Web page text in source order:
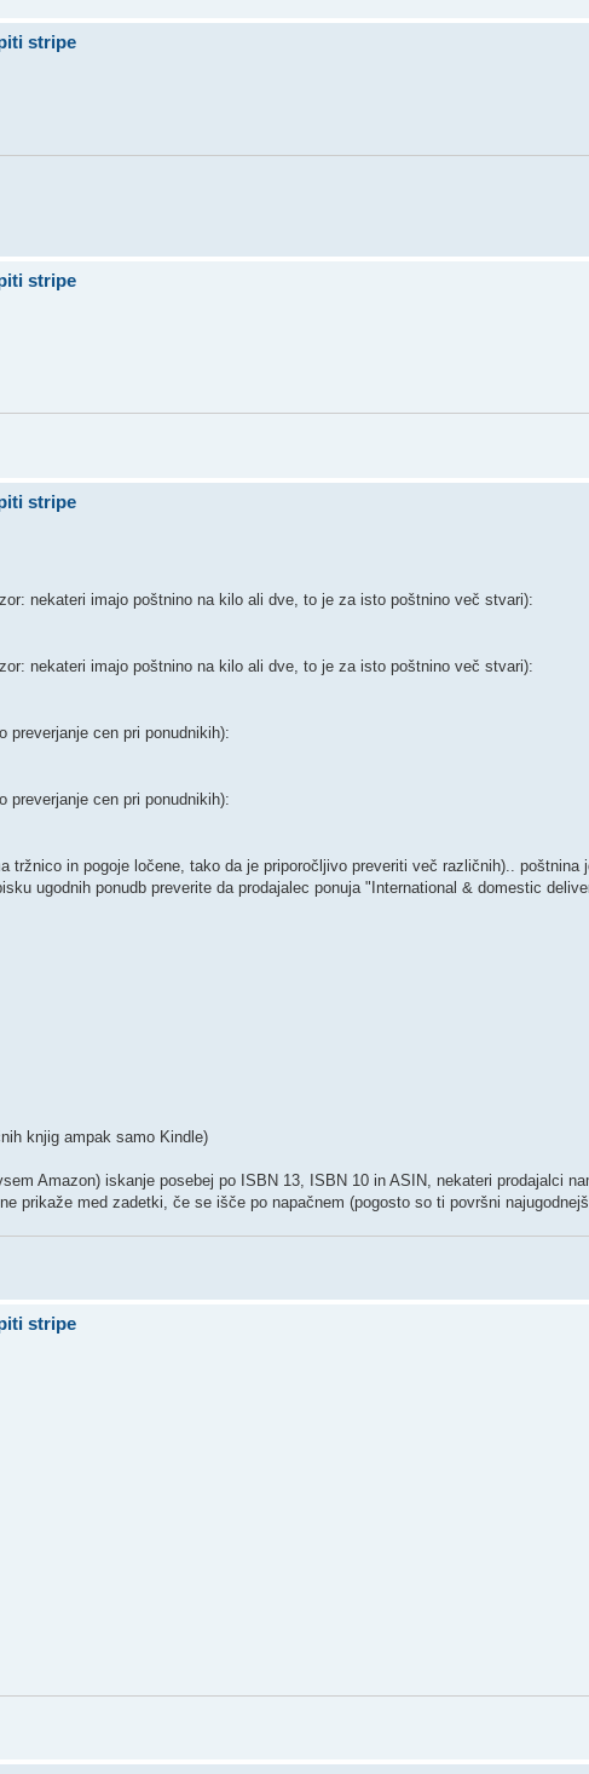
stripe
stripe
stripe
nekateri imajo poštnino na kilo ali dve, to je za isto poštnino več stvari):
nekateri imajo poštnino na kilo ali dve, to je za isto poštnino več stvari):
preverjanje cen pri ponudnikih):
preverjanje cen pri ponudnikih):
tržnico in pogoje ločene, tako da je priporočljivo preveriti več različnih).. poštnina
ugodnih ponudb preverite da prodajalec ponuja "International & domestic
knjig ampak samo Kindle)
Amazon) iskanje posebej po ISBN 13, ISBN 10 in ASIN, nekateri prodajalci
prikaže med zadetki, če se išče po napačnem (pogosto so ti površni
stripe